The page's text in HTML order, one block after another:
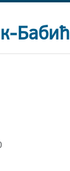
Бабић